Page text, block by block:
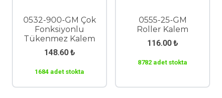
0532-900-GM Çok
Fonksiyonlu
Tükenmez Kalem
148.60 ₺
1684 adet stokta
0555-25-GM
Roller Kalem
116.00 ₺
8782 adet stokta